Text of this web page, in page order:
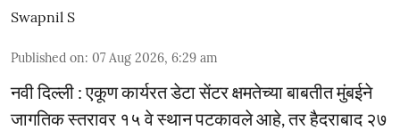
Swapnil S
Published on: 07 Aug 2026, 6:29 am
नवी दिल्ली : एकूण कार्यरत डेटा सेंटर क्षमतेच्या बाबतीत मुंबईने
जागतिक स्तरावर १५ वे स्थान पटकावले आहे, तर हैदराबाद २७